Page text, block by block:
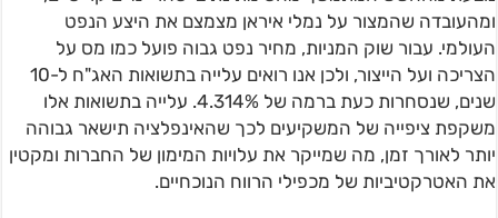
ומהעובדה שהמצור על נמלי איראן מצמצם את היצע הנפט
העולמי. עבור שוק המניות, מחיר נפט גבוה פועל כמו מס על
הצריכה ועל הייצור, ולכן אנו רואים עלייה בתשואות האג"ח ל-10
שנים, שנסחרות כעת ברמה של 4.314%. עלייה בתשואות אלו
משקפת ציפייה של המשקיעים לכך שהאינפלציה תישאר גבוהה
יותר לאורך זמן, מה שמייקר את עלויות המימון של החברות ומקטין
את האטרקטיביות של מכפילי הרווח הנוכחיים.